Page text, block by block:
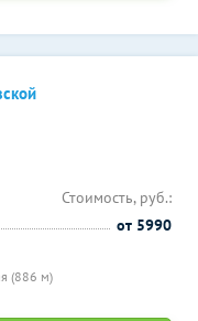
(886 м)
Стоимость, руб.:
от 5990